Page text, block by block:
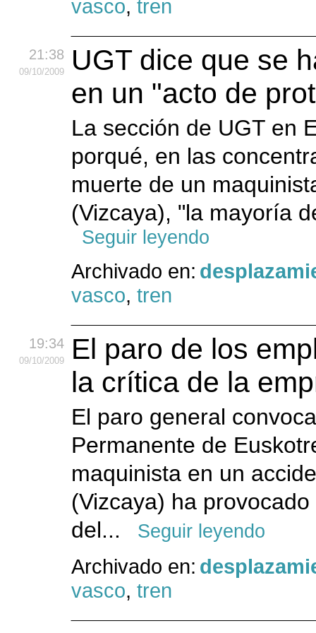
vasco, tren
21:38
09/10/2009
UGT dice que se
en un "acto de
La sección de UGT en
porqué, en las
muerte de un
(Vizcaya), "la mayoría
Seguir leyendo
Archivado en:
vasco, tren
19:34
09/10/2009
El paro de los
la crítica de la
El paro general
Permanente de
maquinista en un
(Vizcaya) ha
del...
Seguir leyendo
Archivado en:
vasco, tren